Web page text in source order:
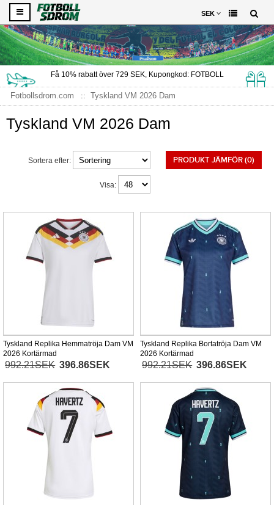
SEK
Få 10%rabatt över 729SEK, Kupongkod: FOTBOLL
Fotbollsdrom.com Tyskland VM 2026 Dam
Tyskland VM 2026 Dam
PRODUKT JÄMFÖR (0)
Sortera efter:
Visa:
Tyskland Replika Hemmatröja Dam VM
2026 Kortärmad
992.21SEK 396.86SEK
Tyskland Replika Bortatröja Dam VM
2026 Kortärmad
992.21SEK 396.86SEK